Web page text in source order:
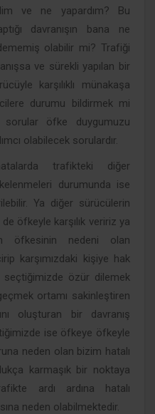
ve ne yapardım? Bu
davranışın bana ne
olabilir mi? Trafiği
ve sürekli yapılan bir
karşılıklı münakaşa
durumu bildirmek mi
öfke duygumuzu
olabilecek sorulardır.
trafikteki diğer
durumunda ise
Ya diğer sürücülerin
öfkeyle karşılık veririz ya
öfkesinin nedeni olan
karşımızdaki kişiye hak
seçtiğimizde özür dilemek
ortamı sakinleştiren
oluşturan bir davranış
ise öfkeye öfkeyle
neden olan bizim hatalı
karmaşık bir noktaya
ardı ardına hatalı
neden olabilmektedir.